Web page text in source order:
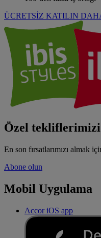
ÜCRETSİZ KATILIN
Özel tekliflerimizi
En son fırsatlarımızı almak
Abone olun
Mobil Uygulama
Accor iOS app